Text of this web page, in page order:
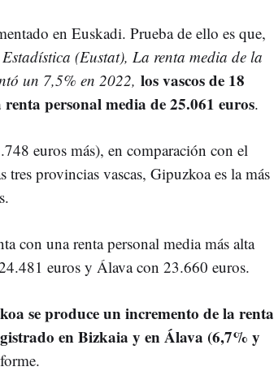
en Euskadi. Prueba de ello es que,
(Eustat), La renta media de la
un 7,5% en 2022, los vascos de 18
personal media de 25.061 euros.
euros más), en comparación con el
provincias vascas, Gipuzkoa es la más
con una renta personal media más alta
euros y Álava con 23.660 euros.
se produce un incremento de la renta
en Bizkaia y en Álava (6,7% y